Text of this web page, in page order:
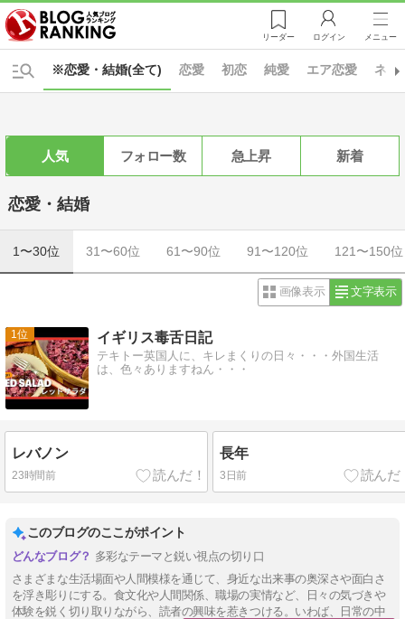
リーダー ログイン メニュー
※恋愛・結婚(全て) 恋愛 初恋 純愛 エア恋愛 ネッ
人気 フォロー数 急上昇 新着
恋愛・結婚
1〜30位 31〜60位 61〜90位 91〜120位 121〜150位
画像表示 文字表示
1 イギリス毒舌日記
テキトー英国人に、キレまくりの日々・・・外国生活
は、色々ありますねん・・・
レバノン
23時間前
長年
3日前
このブログのここがポイント
多彩なテーマと鋭い視点の切り口
さまざまな生活場面や人間模様を通じて、身近な出来事の奥深さや面白さ
を浮き彫りにする。食文化や人間関係、職場の実情など、日々の気づきや
体験を鋭く切り取りながら、読者の興味を惹きつける。いわば、日常の中